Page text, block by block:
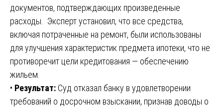
документов, подтверждающих произведенные
расходы. Эксперт установил, что все средства,
включая потраченные на ремонт, были использованы
для улучшения характеристик предмета ипотеки, что не
противоречит цели кредитования — обеспечению
жильем.
• Результат: Суд отказал банку в удовлетворении
требований о досрочном взыскании, признав доводы о